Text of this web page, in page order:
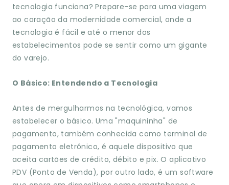
tecnologia funciona? Prepare-se para uma viagem
ao coração da modernidade comercial, onde a
tecnologia é fácil e até o menor dos
estabelecimentos pode se sentir como um gigante
do varejo.
O Básico: Entendendo a Tecnologia
Antes de mergulharmos na tecnológica, vamos
estabelecer o básico. Uma "maquininha" de
pagamento, também conhecida como terminal de
pagamento eletrônico, é aquele dispositivo que
aceita cartões de crédito, débito e pix. O aplicativo
PDV (Ponto de Venda), por outro lado, é um software